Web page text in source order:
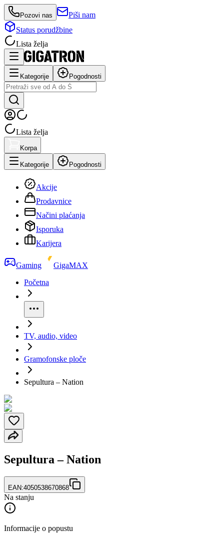
Pozovi nas
Piši nam
Status porudžbine
Lista želja
Kategorije Pogodnosti
Lista želja
Korpa
Kategorije Pogodnosti
Akcije
Prodavnice
Načini plaćanja
Isporuka
Karijera
Gaming
GigaMAX
Početna
TV, audio, video
Gramofonske ploče
Sepultura – Nation
Sepultura – Nation
EAN:4050538670868
Na stanju
Informacije o popustu